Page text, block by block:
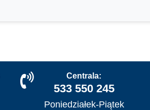
Centrala:
533 550 245
Poniedziałek-Piątek